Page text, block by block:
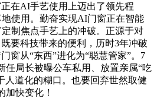
在AI手艺使用上迈出了领先程
使用。勤奋实现AI门窗正在智能
制焦点手艺上的冲破。正源于对
要科技带来的便利，历时3年冲破
窗从“东西”进化为“聪慧管家”。7
任局长被曝公车私用、放置亲属“吃
人道化的糊口。也要回弃世然取健
加快变化！